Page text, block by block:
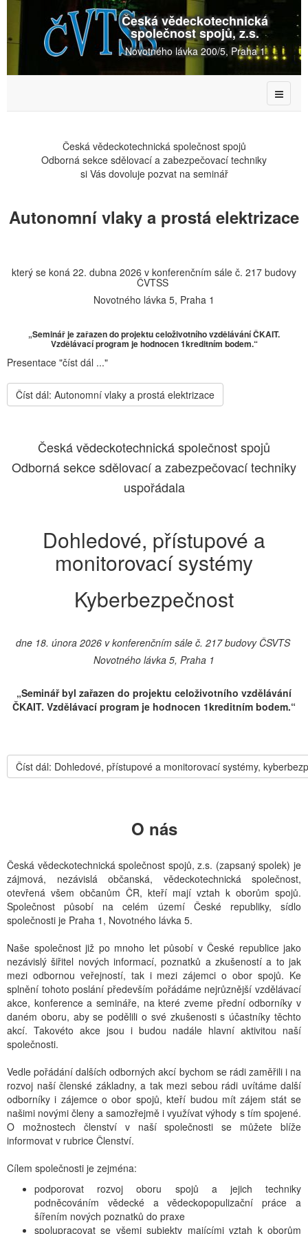
Česká vědeckotechnická
společnost spojů, z.s.
Novotného lávka 200/5, Praha 1
Česká vědeckotechnická společnost spojů
Odborná sekce sdělovací a zabezpečovací techniky
si Vás dovoluje pozvat na seminář
Autonomní vlaky a prostá elektrizace
který se koná 22. dubna 2026 v konferenčním sále č. 217 budovy
ČVTSS
Novotného lávka 5, Praha 1
„Seminář je zařazen do projektu celoživotního vzdělávání ČKAIT.
Vzdělávací program je hodnocen 1kreditním bodem.“
Presentace "číst dál ..."
Číst dál: Autonomní vlaky a prostá elektrizace
Česká vědeckotechnická společnost spojů
Odborná sekce sdělovací a zabezpečovací techniky
uspořádala
Dohledové, přístupové a
monitorovací systémy
Kyberbezpečnost
dne 18. února 2026 v konferenčním sále č. 217 budovy ČSVTS
Novotného lávka 5, Praha 1
„Seminář byl zařazen do projektu celoživotního vzdělávání
ČKAIT. Vzdělávací program je hodnocen 1kreditním bodem.“
Číst dál: Dohledové, přístupové a monitorovací systémy,
O nás
Česká vědeckotechnická společnost spojů, z.s. (zapsaný spolek) je
zájmová, nezávislá občanská, vědeckotechnická společnost,
otevřená všem občanům ČR, kteří mají vztah k oborům spojů.
Společnost působí na celém území České republiky, sídlo
společnosti je Praha 1, Novotného lávka 5.
Naše společnost již po mnoho let působí v České republice jako
nezávislý šiřitel nových informací, poznatků a zkušeností a to jak
mezi odbornou veřejností, tak i mezi zájemci o obor spojů. Ke
splnění tohoto poslání především pořádáme nejrůznější vzdělávací
akce, konference a semináře, na které zveme přední odborníky v
daném oboru, aby se podělili o své zkušenosti s účastníky těchto
akcí. Takovéto akce jsou i budou nadále hlavní aktivitou naší
společnosti.
Vedle pořádání dalších odborných akcí bychom se rádi zaměřili i na
rozvoj naší členské základny, a tak mezi sebou rádi uvítáme další
odborníky i zájemce o obor spojů, kteří budou mít zájem stát se
našimi novými členy a samozřejmě i využívat výhody s tím spojené.
O možnostech členství v naší společnosti se můžete blíže
informovat v rubrice Členství.
Cílem společnosti je zejména:
podporovat rozvoj oboru spojů a jejich techniky
podněcováním vědecké a vědeckopopulizační práce a
šířením nových poznatků do praxe
spolupracovat se všemi subjekty majícími vztah k oborům